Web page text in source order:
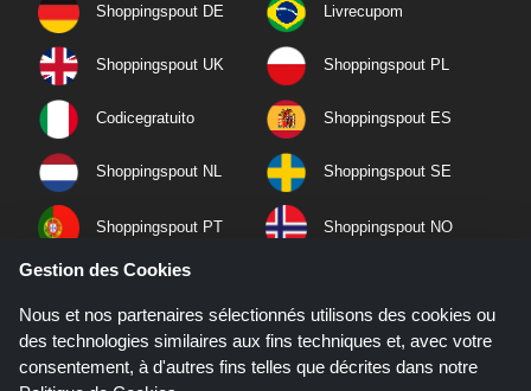
Shoppingspout DE Livrecupom
Shoppingspout UK Shoppingspout PL
Codicegratuito Shoppingspout ES
Shoppingspout NL Shoppingspout SE
Shoppingspout PT Shoppingspout NO
Gestion des Cookies
Nous et nos partenaires sélectionnés utilisons des cookies ou
des technologies similaires aux fins techniques et, avec votre
consentement, à d'autres fins telles que décrites dans notre